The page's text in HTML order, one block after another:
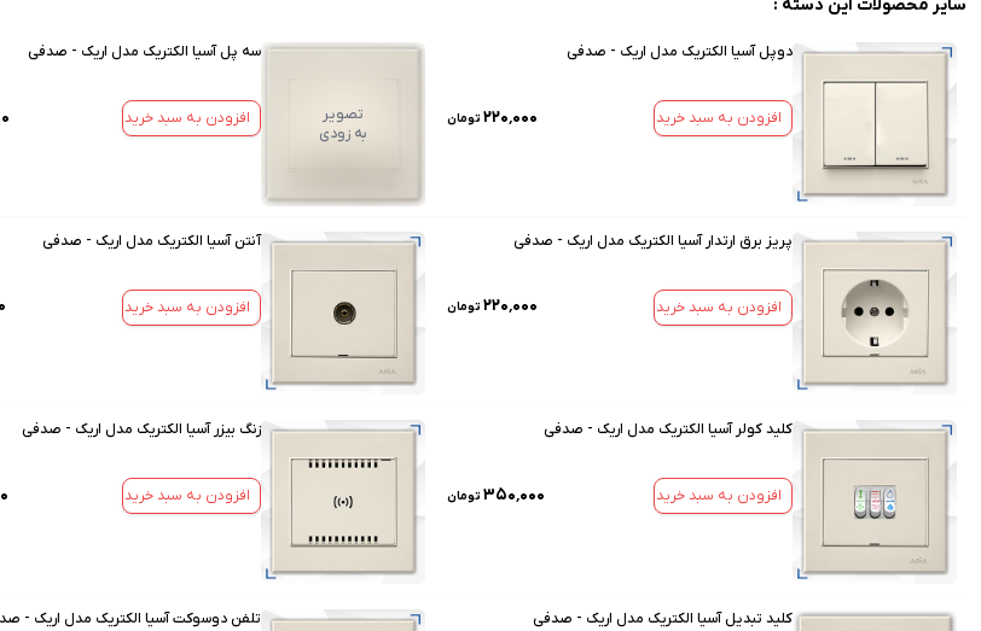
سایر محصولات این دسته :
دوپل آسیا الکتریک مدل اریک - صدفی
افزودن به سبد خرید ۲۲۰٬۰۰۰ تومان
تصویر
به زودی
سه پل آسیا الکتریک مدل اریک - صدفی
افزودن به سبد خرید
پریز برق ارتدار آسیا الکتریک مدل اریک - صدفی
افزودن به سبد خرید ۲۲۰٬۰۰۰ تومان
آنتن آسیا الکتریک مدل اریک - صدفی
افزودن به سبد خرید
کلید کولر آسیا الکتریک مدل اریک - صدفی
افزودن به سبد خرید ۳۵۰٬۰۰۰ تومان
زنگ بیزر آسیا الکتریک مدل اریک - صدفی
افزودن به سبد خرید
کلید تبدیل آسیا الکتریک مدل اریک - صدفی تلفن دوسوکت آسیا الکتریک مدل اریک -